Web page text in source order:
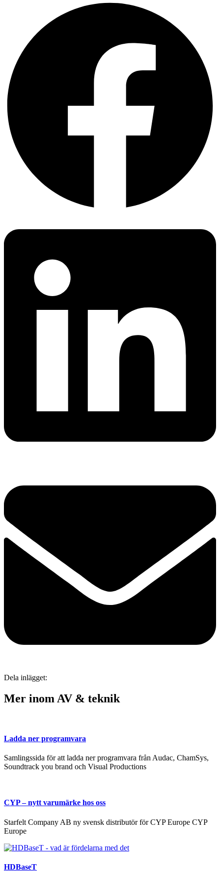
Dela inlägget:
Mer inom AV & teknik
Ladda ner programvara
Samlingssida för att ladda ner programvara från Audac, ChamSys,
Soundtrack you brand och Visual Productions
CYP – nytt varumärke hos oss
Starfelt Company AB ny svensk distributör för CYP Europe CYP
Europe
HDBaseT